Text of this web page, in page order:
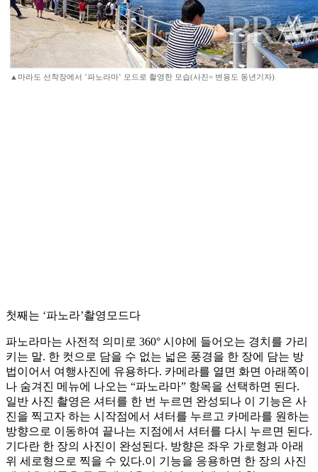
▲마라도 선착장에서 ’파노라마’ 모드로 촬영한 모습(사진= 변용도 동년기자)
첫째는 ‘파노라’촬영모드다
파노라마는 사전적 의미로 360° 시야에 들어오는 경치를 가리
키는 말. 한 컷으로 담을 수 없는 넓은 풍경을 한 장에 담는 방
법이어서 여행사진에 유용하다. 카메라를 열면 화면 아래쪽이
나 숨겨진 메뉴에 나오는 “파노라마” 항목을 선택하면 된다.
일반 사진 촬영은 셔터를 한 번 누르면 완성되나 이 기능은 사
진을 찍고자 하는 시작점에서 셔터를 누르고 카메라를 원하는
방향으로 이동하여 끝나는 지점에서 셔터를 다시 누르면 된다.
기다란 한 장의 사진이 완성된다. 방향은 좌우 가로형과 아래
위 세로형으로 찍을 수 있다.이 기능을 응용하면 한 장의 사진